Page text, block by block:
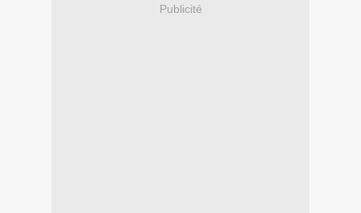
Publicité